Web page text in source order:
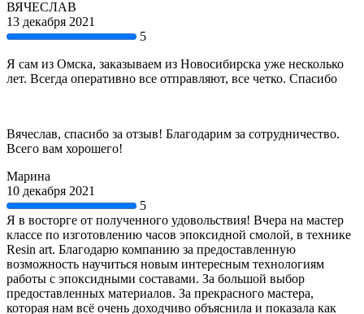
ВЯЧЕСЛАВ
13 декабря 2021
5
Я сам из Омска, заказываем из Новосибирска уже несколько
лет. Всегда оперативно все отправляют, все четко. Спасибо
Вячеслав, спасибо за отзыв! Благодарим за сотрудничество.
Всего вам хорошего!
Марина
10 декабря 2021
5
Я в восторге от полученного удовольствия! Вчера на мастер
классе по изготовлению часов эпоксидной смолой, в технике
Resin art. Благодарю компанию за предоставленную
возможность научиться новым интересным технологиям
работы с эпоксидными составами. За большой выбор
предоставленных материалов. За прекрасного мастера,
которая нам всё очень доходчиво объяснила и показала как